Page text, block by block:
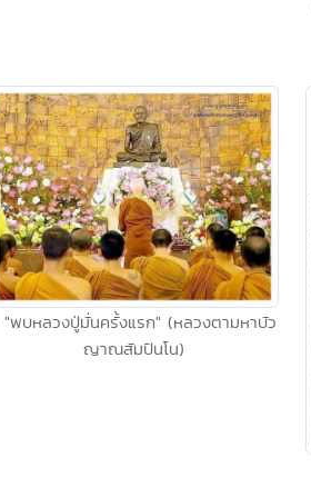
"พบหลวงปู่มั่นครั้งแรก" (หลวงตามหาบัว
ญาณสัมปันโน)